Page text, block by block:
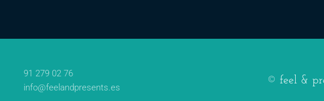
91 279 02 76
info@feelandpresents.es
© feel &